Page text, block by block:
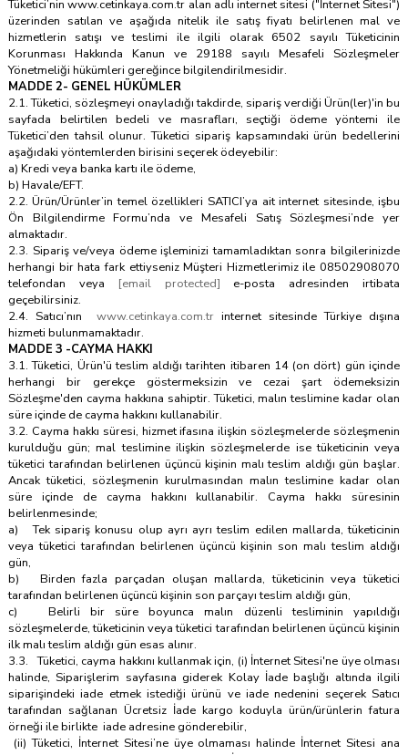
Tüketici’nin www.cetinkaya.com.tr alan adlı internet sitesi ("İnternet Sitesi")
üzerinden satılan ve aşağıda nitelik ile satış fiyatı belirlenen mal ve
hizmetlerin satışı ve teslimi ile ilgili olarak 6502 sayılı Tüketicinin
Korunması Hakkında Kanun ve 29188 sayılı Mesafeli Sözleşmeler
Yönetmeliği hükümleri gereğince bilgilendirilmesidir.
MADDE 2- GENEL HÜKÜMLER
2.1. Tüketici, sözleşmeyi onayladığı takdirde, sipariş verdiği Ürün(ler)'in bu
sayfada belirtilen bedeli ve masrafları, seçtiği ödeme yöntemi ile
Tüketici’den tahsil olunur. Tüketici sipariş kapsamındaki ürün bedellerini
aşağıdaki yöntemlerden birisini seçerek ödeyebilir:
a) Kredi veya banka kartı ile ödeme,
b) Havale/EFT.
2.2. Ürün/Ürünler’in temel özellikleri SATICI’ya ait internet sitesinde, işbu
Ön Bilgilendirme Formu’nda ve Mesafeli Satış Sözleşmesi’nde yer
almaktadır.
2.3. Sipariş ve/veya ödeme işleminizi tamamladıktan sonra bilgilerinizde
herhangi bir hata fark ettiyseniz Müşteri Hizmetlerimiz ile 08502908070
telefondan veya [email protected] e-posta adresinden irtibata
geçebilirsiniz.
2.4. Satıcı’nın www.cetinkaya.com.tr internet sitesinde Türkiye dışına
hizmeti bulunmamaktadır.
MADDE 3 -CAYMA HAKKI
3.1. Tüketici, Ürün'ü teslim aldığı tarihten itibaren 14 (on dört) gün içinde
herhangi bir gerekçe göstermeksizin ve cezai şart ödemeksizin
Sözleşme'den cayma hakkına sahiptir. Tüketici, malın teslimine kadar olan
süre içinde de cayma hakkını kullanabilir.
3.2. Cayma hakkı süresi, hizmet ifasına ilişkin sözleşmelerde sözleşmenin
kurulduğu gün; mal teslimine ilişkin sözleşmelerde ise tüketicinin veya
tüketici tarafından belirlenen üçüncü kişinin malı teslim aldığı gün başlar.
Ancak tüketici, sözleşmenin kurulmasından malın teslimine kadar olan
süre içinde de cayma hakkını kullanabilir. Cayma hakkı süresinin
belirlenmesinde;
a) Tek sipariş konusu olup ayrı ayrı teslim edilen mallarda, tüketicinin
veya tüketici tarafından belirlenen üçüncü kişinin son malı teslim aldığı
gün,
b) Birden fazla parçadan oluşan mallarda, tüketicinin veya tüketici
tarafından belirlenen üçüncü kişinin son parçayı teslim aldığı gün,
c) Belirli bir süre boyunca malın düzenli tesliminin yapıldığı
sözleşmelerde, tüketicinin veya tüketici tarafından belirlenen üçüncü kişinin
ilk malı teslim aldığı gün esas alınır.
3.3. Tüketici, cayma hakkını kullanmak için, (i) İnternet Sitesi'ne üye olması
halinde, Siparişlerim sayfasına giderek Kolay İade başlığı altında ilgili
siparişindeki iade etmek istediği ürünü ve iade nedenini seçerek Satıcı
tarafından sağlanan Ücretsiz İade kargo koduyla ürün/ürünlerin fatura
örneği ile birlikte iade adresine gönderebilir,
(ii) Tüketici, İnternet Sitesi’ne üye olmaması halinde İnternet Sitesi ana